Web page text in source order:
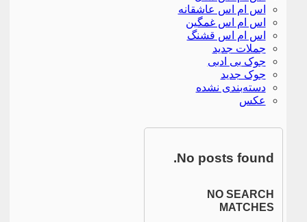
اس ام اس عاشقانه
اس ام اس غمگین
اس ام اس قشنگ
جملات جدید
جوک بی ادبی
جوک جدید
دسته‌بندی نشده
عکس
No posts found.
NO SEARCH
MATCHES